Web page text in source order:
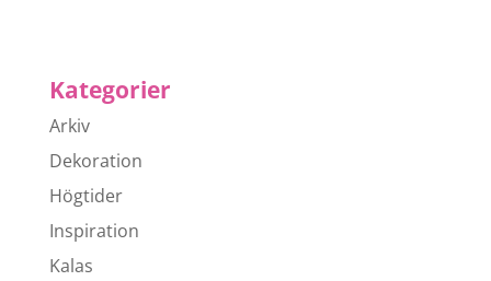
Kategorier
Arkiv
Dekoration
Högtider
Inspiration
Kalas